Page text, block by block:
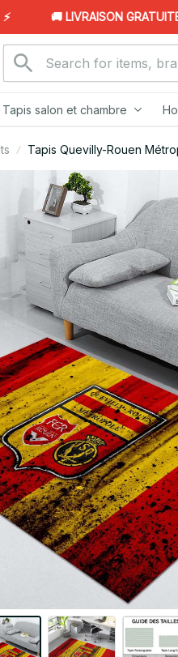
🚚 LIVRAISON GRATUITE
Tapis salon et chambre
Tapis Quevilly-Rouen